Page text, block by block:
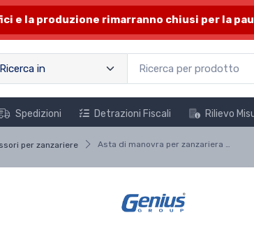
e la produzione rimarranno chiusi per la
Spedizioni Detrazioni Fiscali Rilievo
per zanzariere